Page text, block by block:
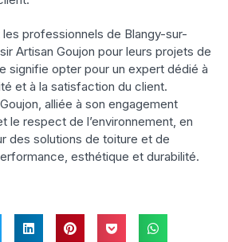
professionnels de Blangy-sur-
Artisan Goujon pour leurs projets de
signifie opter pour un expert dédié à
et à la satisfaction du client.
alliée à son engagement
le respect de l’environnement, en
des solutions de toiture et de
esthétique et durabilité.